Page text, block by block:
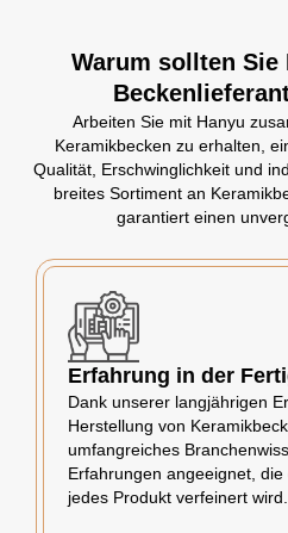
Warum sollten Sie
Arbeiten Sie mit Hanyu
Keramikbecken zu erhalten,
Qualität, Erschwinglichkeit und
breites Sortiment an
garantiert einen
Erfahrung in der
Dank unserer langjährigen
Herstellung von
umfangreiches
Erfahrungen angeeignet,
jedes Produkt verfeinert wird.